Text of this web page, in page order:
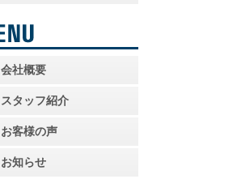
会社概要
スタッフ紹介
お客様の声
お知らせ